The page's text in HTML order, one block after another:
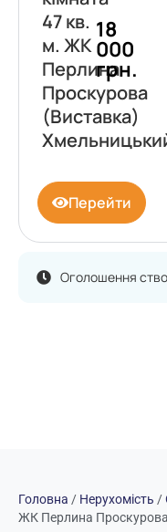
Оголошення
47 кв.
м. ЖК
Перлина
Проскурова
(Виставка)
Хмельницький
18
000
грн.
Перейти
Головна / Нерухомість /
ЖК Перлина